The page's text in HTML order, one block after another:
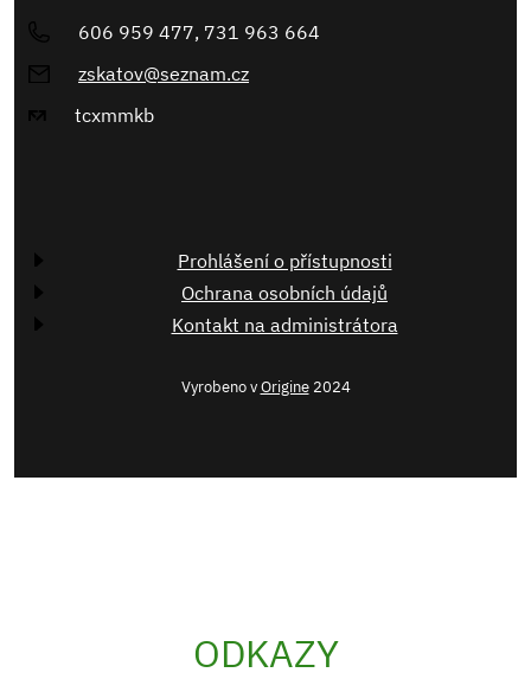
606 959 477, 731 963 664
zskatov@seznam.cz
tcxmmkb
Prohlášení o přístupnosti
Ochrana osobních údajů
Kontakt na administrátora
Vyrobeno vOrigine2024
ODKAZY